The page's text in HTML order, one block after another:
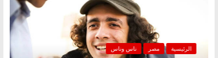
الرئيسية مصر